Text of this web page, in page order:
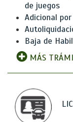
de juegos
Adicional por
Baja de
MÁS